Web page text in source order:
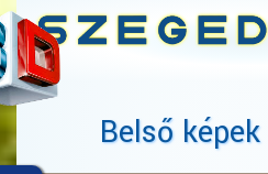
Belső